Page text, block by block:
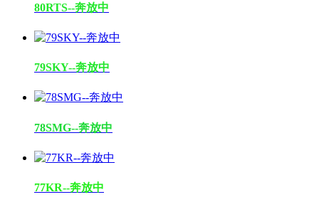
80RTS--奔放中
79SKY--奔放中
78SMG--奔放中
77KR--奔放中